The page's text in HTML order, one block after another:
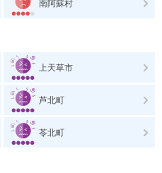
南阿蘇村
上天草市
芦北町
苓北町